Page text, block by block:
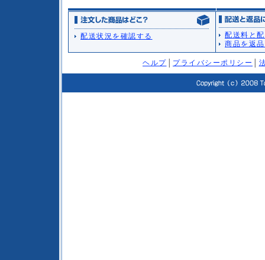
配送状況を確認する
配送料と
商品を返
ヘルプ プライバシーポリシー